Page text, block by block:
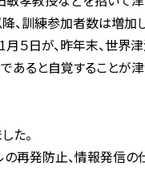
、訓練参加者数は増
５日が、昨年末、世
ると自覚することが
た。
再発防止、情報発信